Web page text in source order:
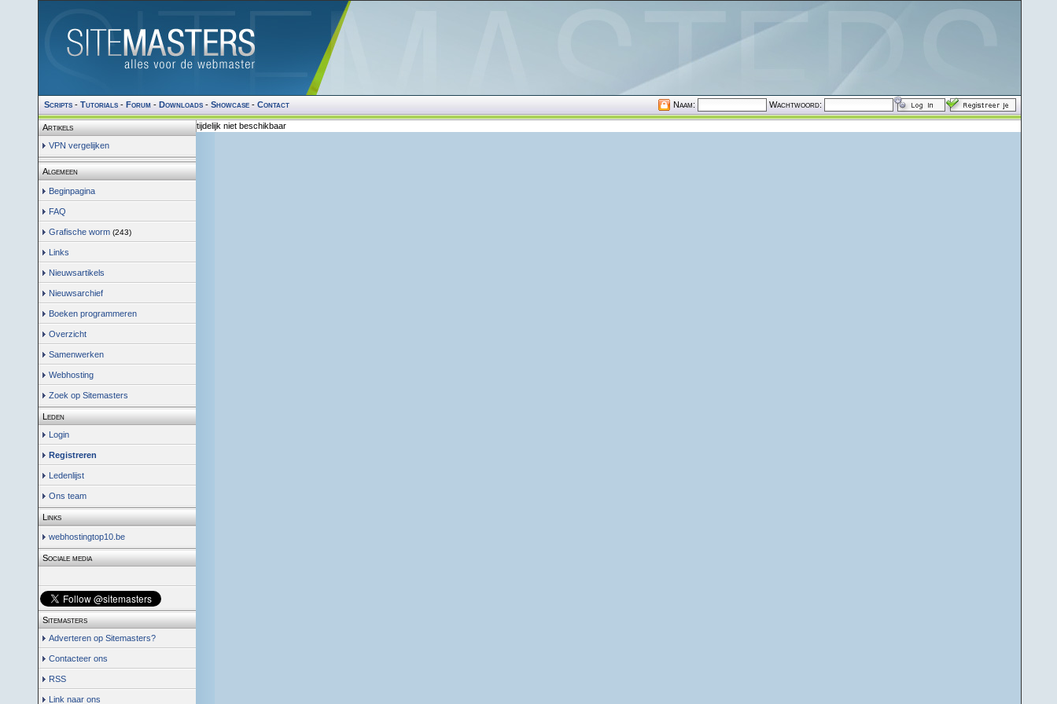
Scripts- Tutorials- Forum- Downloads- Showcase- Contact Naam: Wachtwoord:
Artikels
VPN vergelijken
Algemeen
Beginpagina
FAQ
Grafische worm (243)
Links
Nieuwsartikels
Nieuwsarchief
Boeken programmeren
Overzicht
Samenwerken
Webhosting
Zoek op Sitemasters
Leden
Login
Registreren
Ledenlijst
Ons team
Links
webhostingtop10.be
Sociale media
Sitemasters
Adverteren op Sitemasters?
Contacteer ons
RSS
Link naar ons
tijdelijk niet beschikbaar